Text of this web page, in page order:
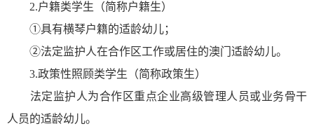
2.户籍类学生（简称户籍生）
①具有横琴户籍的适龄幼儿；
②法定监护人在合作区工作或居住的澳门适龄幼儿。
3.政策性照顾类学生（简称政策生）
法定监护人为合作区重点企业高级管理人员或业务骨干
人员的适龄幼儿。